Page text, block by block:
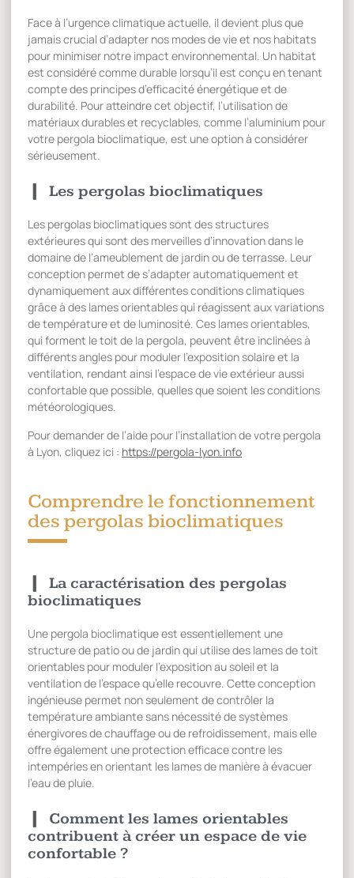
Face à l’urgence climatique actuelle, il devient plus que
jamais crucial d’adapter nos modes de vie et nos habitats
pour minimiser notre impact environnemental. Un habitat
est considéré comme durable lorsqu’il est conçu en tenant
compte des principes d’efficacité énergétique et de
durabilité. Pour atteindre cet objectif, l’utilisation de
matériaux durables et recyclables, comme l’aluminium pour
votre pergola bioclimatique, est une option à considérer
sérieusement.
Les pergolas bioclimatiques
Les pergolas bioclimatiques sont des structures
extérieures qui sont des merveilles d’innovation dans le
domaine de l’ameublement de jardin ou de terrasse. Leur
conception permet de s’adapter automatiquement et
dynamiquement aux différentes conditions climatiques
grâce à des lames orientables qui réagissent aux variations
de température et de luminosité. Ces lames orientables,
qui forment le toit de la pergola, peuvent être inclinées à
différents angles pour moduler l’exposition solaire et la
ventilation, rendant ainsi l’espace de vie extérieur aussi
confortable que possible, quelles que soient les conditions
météorologiques.
Pour demander de l’aide pour l’installation de votre pergola
à Lyon, cliquez ici : https://pergola-lyon.info
Comprendre le fonctionnement
des pergolas bioclimatiques
La caractérisation des pergolas
bioclimatiques
Une pergola bioclimatique est essentiellement une
structure de patio ou de jardin qui utilise des lames de toit
orientables pour moduler l’exposition au soleil et la
ventilation de l’espace qu’elle recouvre. Cette conception
ingénieuse permet non seulement de contrôler la
température ambiante sans nécessité de systèmes
énergivores de chauffage ou de refroidissement, mais elle
offre également une protection efficace contre les
intempéries en orientant les lames de manière à évacuer
l’eau de pluie.
Comment les lames orientables
contribuent à créer un espace de vie
confortable ?